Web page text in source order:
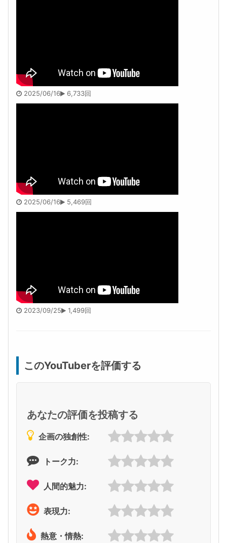
2025/06/16 6,733回
2025/06/16 5,469回
2023/09/25 1,499回
このYouTuberを評価する
あなたの評価を投稿する
企画の独創性:
トーク力:
人間的魅力:
表現力:
熱意・情熱: